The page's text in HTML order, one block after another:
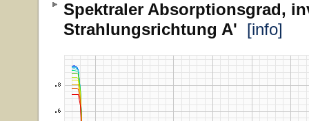
Spektraler Absorptionsgrad,
Strahlungsrichtung A' [info]